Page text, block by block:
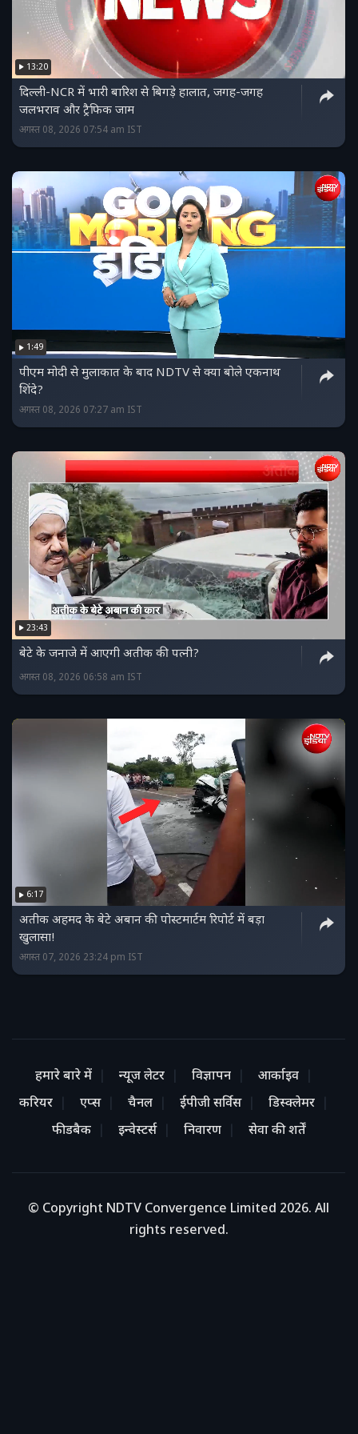
13:20
दिल्ली-NCR में भारी बारिश से बिगड़े हालात, जगह-जगह
जलभराव और ट्रैफिक जाम
अगस्त 08, 2026 07:54 am IST
1:49
पीएम मोदी से मुलाकात के बाद NDTV से क्या बोले एकनाथ
शिंदे?
अगस्त 08, 2026 07:27 am IST
23:43
बेटे के जनाजे में आएगी अतीक की पत्नी?
अगस्त 08, 2026 06:58 am IST
6:17
अतीक अहमद के बेटे अबान की पोस्टमार्टम रिपोर्ट में बड़ा
खुलासा!
अगस्त 07, 2026 23:24 pm IST
हमारे बारे में न्यूज लेटर विज्ञापन
आर्काइव
करियर
एप्स चैनल ईपीजी सर्विस
डिस्क्लेमर
फीडबैक
इन्वेस्टर्स निवारण सेवा की शर्तें
© Copyright NDTV Convergence Limited 2026. All
rights reserved.